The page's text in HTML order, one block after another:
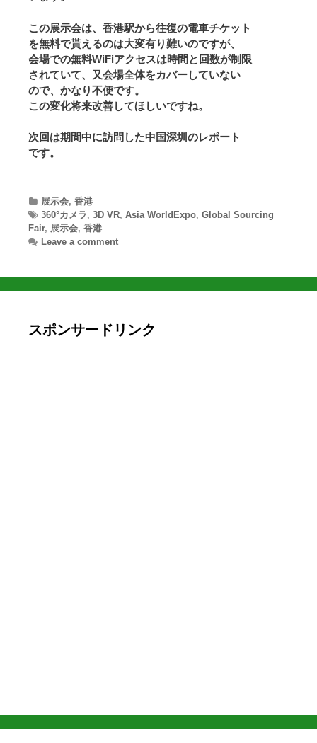
この展示会は、香港駅から往復の電車チケット
を無料で貰えるのは大変有り難いのですが、
会場での無料WiFiアクセスは時間と回数が制限
されていて、又会場全体をカバーしていない
ので、かなり不便です。
この変化将来改善してほしいですね。
次回は期間中に訪問した中国深圳のレポート
です。
Categories
展示会, 香港
Tags
360°カメラ, 3D VR, Asia WorldExpo, Global Sourcing
Fair, 展示会, 香港
Leave a comment
スポンサードリンク